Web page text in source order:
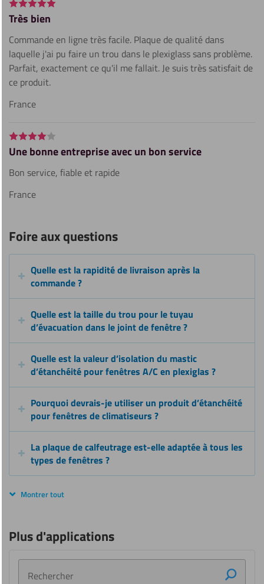
Très bien
Commande en ligne très facile. Plaque de qualité dans
laquelle j'ai pu faire un trou dans le plexiglass sans problème.
Parfait, exactement ce qu'il me fallait. Je suis très satisfait de
ce produit.
France
Une bonne entreprise avec un bon service
Bon service, fiable et rapide
France
Foire aux questions
Quelle est la rapidité de livraison après la
commande ?
Quelle est la taille du trou pour le tuyau
d’évacuation dans le joint de fenêtre ?
Quelle est la valeur d’isolation du mastic
d’étanchéité pour fenêtres A/C en plexiglas ?
Pourquoi devrais-je utiliser un produit d’étanchéité
pour fenêtres de climatiseurs ?
La plaque de calfeutrage est-elle adaptée à tous les
types de fenêtres ?
Montrer tout
Plus d'applications